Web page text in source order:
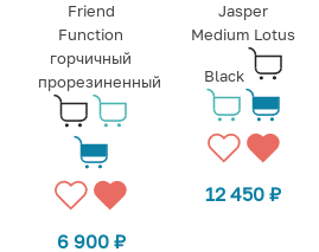
Friend
Function
горчичный
прорезиненный
6 900 ₽
Jasper
Medium Lotus
Black
12 450₽